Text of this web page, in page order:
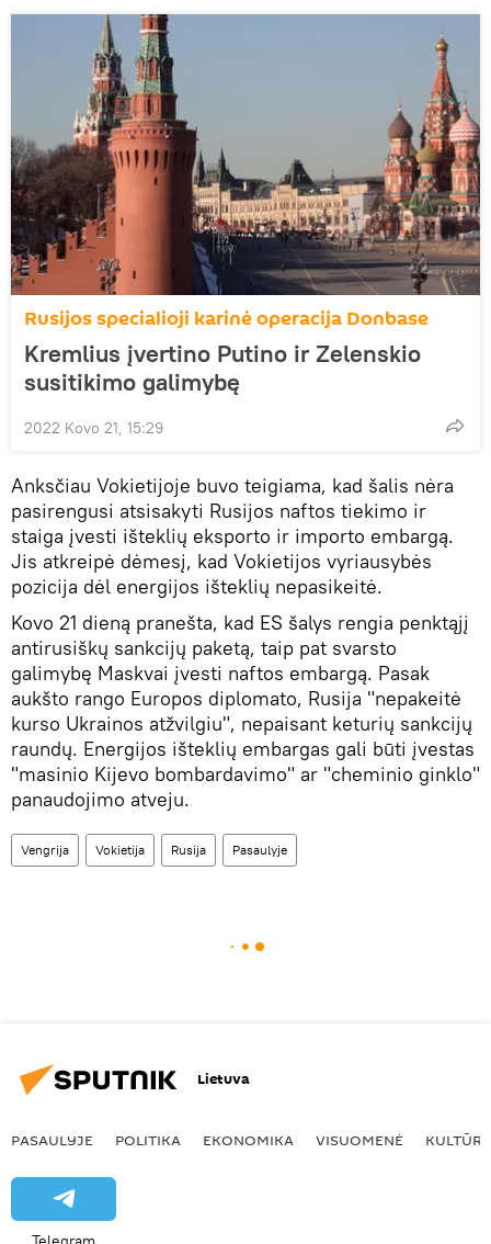
Rusijos specialioji karinė operacija Donbase
Kremlius įvertino Putino ir Zelenskio
susitikimo galimybę
2022 Kovo 21, 15:29
Anksčiau Vokietijoje buvo teigiama, kad šalis nėra
pasirengusi atsisakyti Rusijos naftos tiekimo ir
staiga įvesti išteklių eksporto ir importo embargą.
Jis atkreipė dėmesį, kad Vokietijos vyriausybės
pozicija dėl energijos išteklių nepasikeitė.
Kovo 21 dieną pranešta, kad ES šalys rengia penktąjį
antirusiškų sankcijų paketą, taip pat svarsto
galimybę Maskvai įvesti naftos embargą. Pasak
aukšto rango Europos diplomato, Rusija "nepakeitė
kurso Ukrainos atžvilgiu", nepaisant keturių sankcijų
raundų. Energijos išteklių embargas gali būti įvestas
"masinio Kijevo bombardavimo" ar "cheminio ginklo"
panaudojimo atveju.
Vengrija Vokietija Rusija Pasaulyje
Lietuva
PASAULYJE POLITIKA EKONOMIKA VISUOMENĖ KULTŪRA